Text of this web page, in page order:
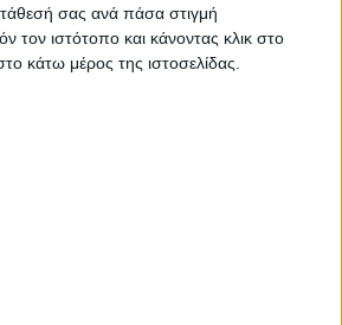
σας ανά πάσα στιγμή
τον ιστότοπο και κάνοντας κλικ στο
κάτω μέρος της ιστοσελίδας.
ΤΡΑΠΕΖΙΑ